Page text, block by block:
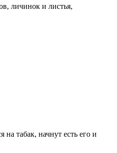
личинок и листья,
табак, начнут есть его и